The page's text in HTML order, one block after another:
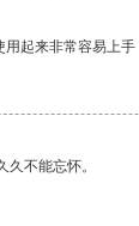
起来非常容易上
不能忘怀。